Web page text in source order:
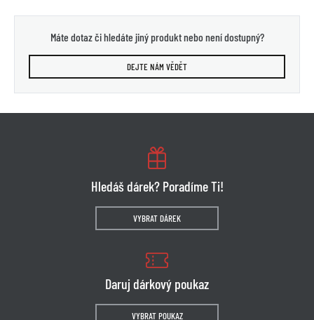
Máte dotaz či hledáte jiný produkt nebo není dostupný?
DEJTE NÁM VĚDĚT
Hledáš dárek? Poradíme Ti!
VYBRAT DÁREK
Daruj dárkový poukaz
VYBRAT POUKAZ